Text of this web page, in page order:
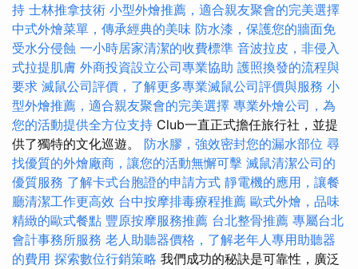
持 士林推拿技術 小型外燴推薦，適合親友聚會的完美選擇
中式外燴菜單，傳承經典的美味 防水漆，保護您的牆面免
受水分侵蝕 一小時居家清潔的收費標準 音波拉皮，非侵入
式拉提肌膚 外商投資設立公司專業協助 護照換發的流程與
要求 滅鼠公司評價，了解更多專業滅鼠公司評價與服務 小
型外燴推薦，適合親友聚會的完美選擇 專業外燴公司，為
您的活動提供全方位支持 Club一直正式擔任旅行社，並提
供了獨特的文化巡遊。 防水膠，強效密封您的漏水部位 尋
找優質的外燴廠商，讓您的活動無懈可擊 滅鼠清潔公司的
優質服務 了解卡式台胞證的申請方式 靜電機的應用，讓餐
廳清潔工作更高效 台中按摩排毒療程推薦 歐式外燴，品味
精緻的歐式餐點 豐原按摩服務推薦 台北整骨推薦 專屬台北
會計事務所服務 老人助聽器價格，了解老年人專用助聽器
的費用 探索數位行銷策略 我們成功的秘訣是可靠性，廣泛